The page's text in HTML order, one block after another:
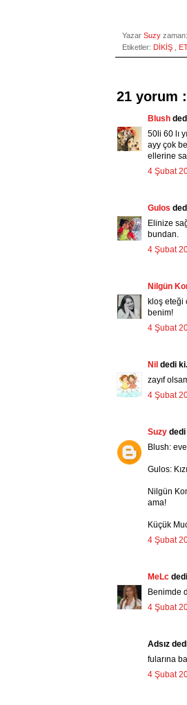
Yazar Suzy zaman:
Etiketler: DİKİŞ
21 yorum :
Blush
50li 60 lı
ayy çok
ellerine
4 Şubat
Gulos
Elinize
bundan.
4 Şubat
Nilgün
kloş eteği
benim!
4 Şubat
Nil dedi
zayıf
4 Şubat
Suzy dedi
Blush:
Gulos:
Nilgün
ama!
Küçük
4 Şubat
MeLc
Benimde
4 Şubat
Adsız
fularına
4 Şubat